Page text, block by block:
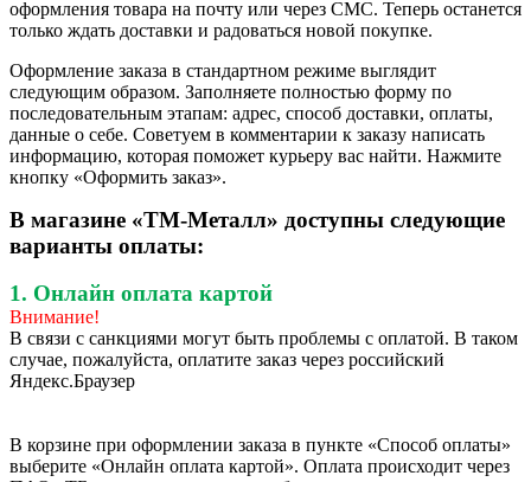
оформления товара на почту или через СМС. Теперь останется
только ждать доставки и радоваться новой покупке.
Оформление заказа в стандартном режиме выглядит
следующим образом. Заполняете полностью форму по
последовательным этапам: адрес, способ доставки, оплаты,
данные о себе. Советуем в комментарии к заказу написать
информацию, которая поможет курьеру вас найти. Нажмите
кнопку «Оформить заказ».
В магазине «ТМ-Металл» доступны следующие
варианты оплаты:
1. Онлайн оплата картой
Внимание!
В связи с санкциями могут быть проблемы с оплатой. В таком
случае, пожалуйста, оплатите заказ через российский
Яндекс.Браузер
В корзине при оформлении заказа в пункте «Способ оплаты»
выберите «Онлайн оплата картой». Оплата происходит через